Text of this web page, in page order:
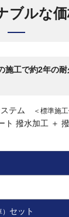
ブルな
施工で約2年の
ステム ＜標準施
撥水加工 ＋
セット